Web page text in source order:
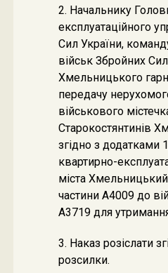
2. Начальнику
експлуатаційного
Сил України,
військ Збройних
Хмельницького
передачу
військового
Старокостянтинів
згідно з додатками
квартирно-
міста Хмельницький
частини А4009 до
А3719 для утримання
3. Наказ розіслати
розсилки.